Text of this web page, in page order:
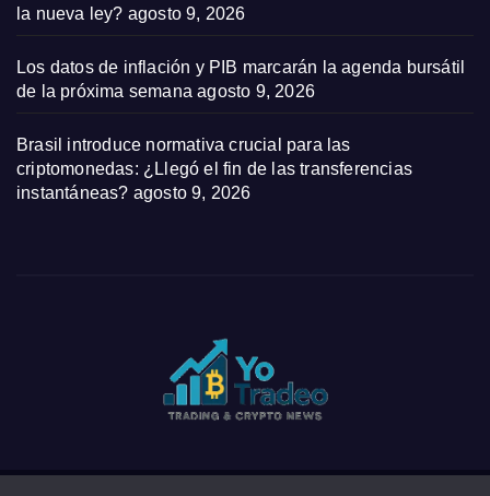
la nueva ley? agosto 9, 2026
Los datos de inflación y PIB marcarán la agenda bursátil
de la próxima semana agosto 9, 2026
Brasil introduce normativa crucial para las
criptomonedas: ¿Llegó el fin de las transferencias
instantáneas? agosto 9, 2026